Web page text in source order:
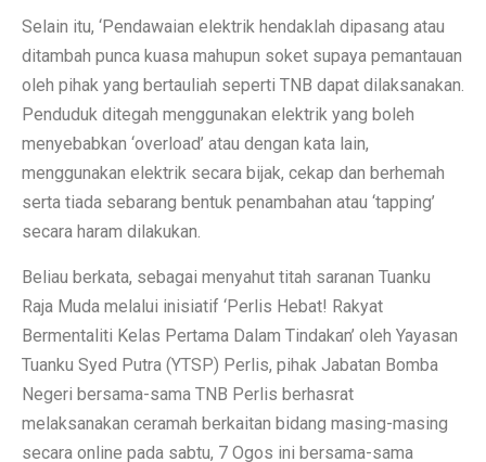
Selain itu, ‘Pendawaian elektrik hendaklah dipasang atau
ditambah punca kuasa mahupun soket supaya pemantauan
oleh pihak yang bertauliah seperti TNB dapat dilaksanakan.
Penduduk ditegah menggunakan elektrik yang boleh
menyebabkan ‘overload’ atau dengan kata lain,
menggunakan elektrik secara bijak, cekap dan berhemah
serta tiada sebarang bentuk penambahan atau ‘tapping’
secara haram dilakukan.
Beliau berkata, sebagai menyahut titah saranan Tuanku
Raja Muda melalui inisiatif ‘Perlis Hebat! Rakyat
Bermentaliti Kelas Pertama Dalam Tindakan’ oleh Yayasan
Tuanku Syed Putra (YTSP) Perlis, pihak Jabatan Bomba
Negeri bersama-sama TNB Perlis berhasrat
melaksanakan ceramah berkaitan bidang masing-masing
secara online pada sabtu, 7 Ogos ini bersama-sama